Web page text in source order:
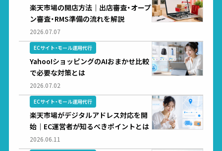
楽天市場の開店方法｜出店審査・オープ
ン審査・RMS準備の流れを解説
2026.07.07
ECサイト・モール運用代行
Yahoo!ショッピングのAIおまかせ比較
で必要な対策とは
2026.07.02
ECサイト・モール運用代行
楽天市場がデジタルアドレス対応を開
始｜EC運営者が知るべきポイントとは
2026.06.11